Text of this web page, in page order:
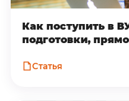
Как поступить в
подготовки,
Статья